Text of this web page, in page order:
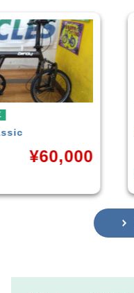
み自転車
N8
¥38,500